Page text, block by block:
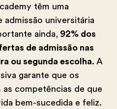
têm uma
admissão universitária
ainda, 92% dos
de admissão nas
ou segunda escolha. A
garante que os
competências de que
bem-sucedida e feliz.